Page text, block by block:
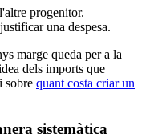
progenitor.
una despesa.
marge queda per a la
dels imports que
sobre quant costa criar un
sistemàtica